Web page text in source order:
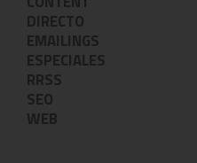
DIRECTO
EMAILINGS
ESPECIALES
RRSS
SEO
WEB